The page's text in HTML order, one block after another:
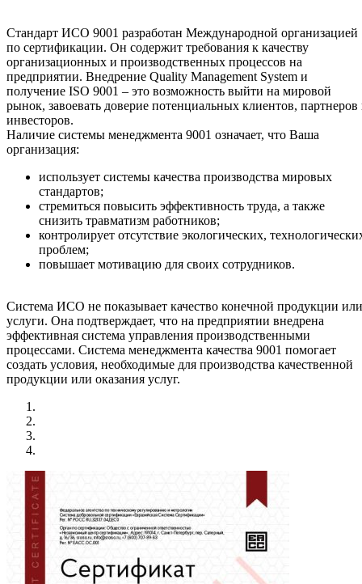
Стандарт ИСО 9001 разработан Международной организацией
по сертификации. Он содержит требования к качеству
организационных и производственных процессов на
предприятии. Внедрение Quality Management System и
получение ISO 9001 – это возможность выйти на мировой
рынок, завоевать доверие потенциальных клиентов, партнеров
инвесторов.
Наличие системы менеджмента 9001 означает, что Ваша
организация:
использует системы качества производства мировых
стандартов;
стремиться повысить эффективность труда, а также
снизить травматизм работников;
контролирует отсутствие экологических,
проблем;
повышает мотивацию для своих сотрудников.
Система ИСО не показывает качество конечной продукции или
услуги. Она подтверждает, что на предприятии внедрена
эффективная система управления производственными
процессами. Система менеджмента качества 9001 помогает
создать условия, необходимые для производства качественной
продукции или оказания услуг.